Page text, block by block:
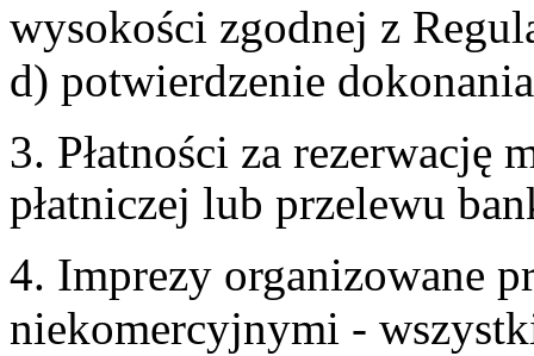
wysokości zgodnej z
d) potwierdzenie
3. Płatności za rezerwację
płatniczej lub przelewu
4. Imprezy organizowane
niekomercyjnymi -